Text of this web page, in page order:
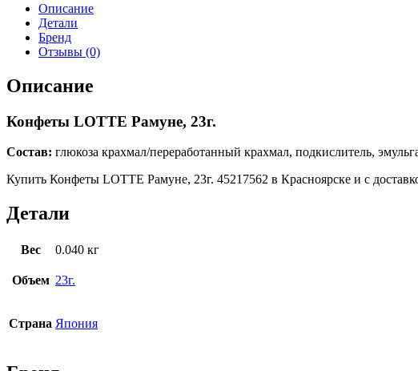
Описание
Детали
Бренд
Отзывы (0)
Описание
Конфеты LOTTE Рамуне, 23г.
Состав: глюкоза крахмал/переработанный крахмал, подкислитель,
Купить Конфеты LOTTE Рамуне, 23г. 45217562 в Красноярске и с
Детали
Вес 0.040 кг
Объем 23г.
Страна Япония